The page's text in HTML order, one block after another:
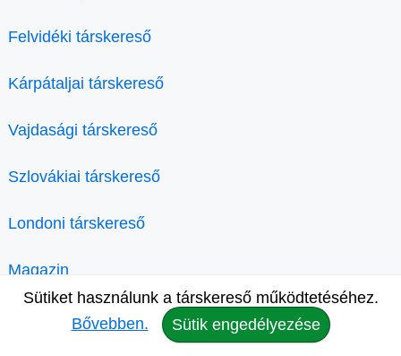
Felvidéki társkereső
Kárpátaljai társkereső
Vajdasági társkereső
Szlovákiai társkereső
Londoni társkereső
Magazin
Sütiket használunk a társkereső működtetéséhez.
Bővebben.
Sütik engedélyezése